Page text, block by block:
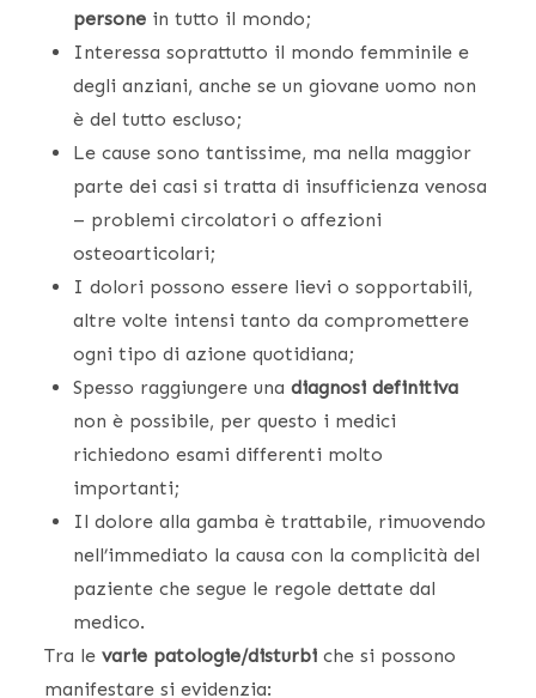
persone in tutto il mondo;
Interessa soprattutto il mondo femminile e
degli anziani, anche se un giovane uomo non
è del tutto escluso;
Le cause sono tantissime, ma nella maggior
parte dei casi si tratta di insufficienza venosa
– problemi circolatori o affezioni
osteoarticolari;
I dolori possono essere lievi o sopportabili,
altre volte intensi tanto da compromettere
ogni tipo di azione quotidiana;
Spesso raggiungere unadiagnosi definitiva
non è possibile, per questo i medici
richiedono esami differenti molto
importanti;
Il dolore alla gamba è trattabile, rimuovendo
nell’immediato la causa con la complicità del
paziente che segue le regole dettate dal
medico.
Tra levarie patologie/disturbi che si possono
manifestare si evidenzia: